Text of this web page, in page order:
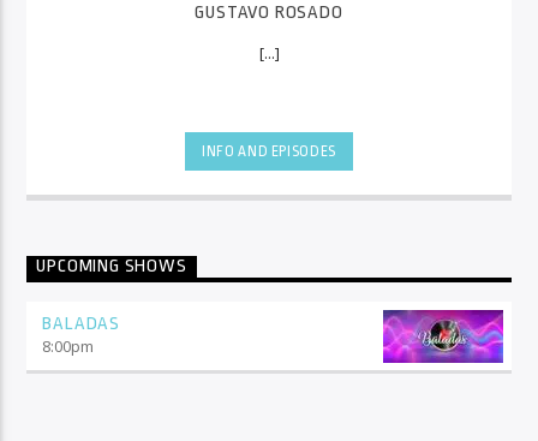
GUSTAVO ROSADO
[...]
INFO AND EPISODES
UPCOMING SHOWS
BALADAS
8:00pm